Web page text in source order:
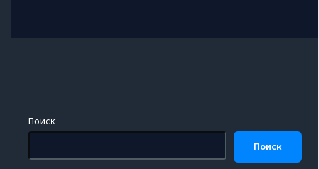
Поиск
Поиск